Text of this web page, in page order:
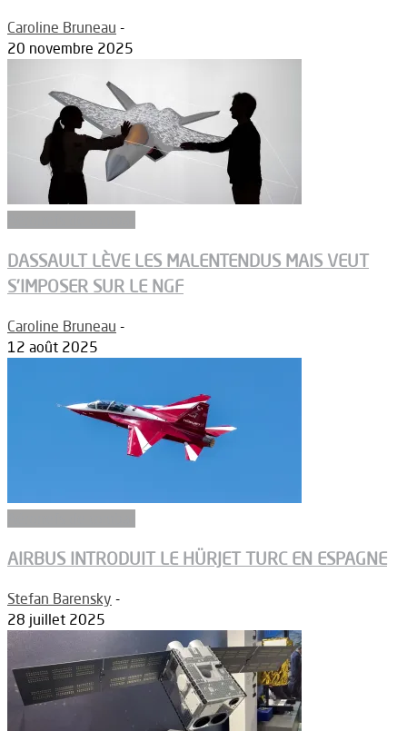
Caroline Bruneau -
20 novembre 2025
DASSAULT LÈVE LES MALENTENDUS MAIS VEUT
S’IMPOSER SUR LE NGF
Caroline Bruneau -
12 août 2025
AIRBUS INTRODUIT LE HÜRJET TURC EN ESPAGNE
Stefan Barensky -
28 juillet 2025